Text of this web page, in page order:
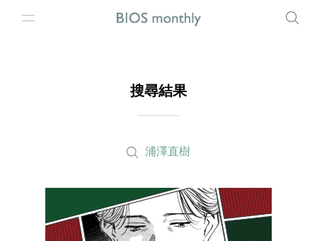
搜尋結果
浦澤直樹